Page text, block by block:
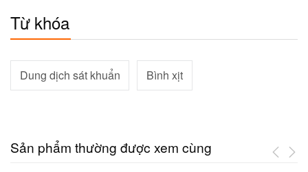
Từ khóa
Dung dịch sát khuẩn Bình xịt
Sản phẩm thường được xem cùng